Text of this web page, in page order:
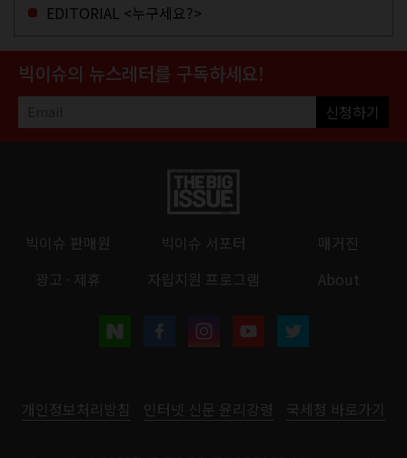
EDITORIAL <누구세요?>
빅이슈의 뉴스레터를 구독하세요!
신청하기
빅이슈 판매원 빅이슈 서포터
매거진
광고 · 제휴
자립지원 프로그램 About
개인정보처리방침 인터넷 신문 윤리강령 국세청 바로가기